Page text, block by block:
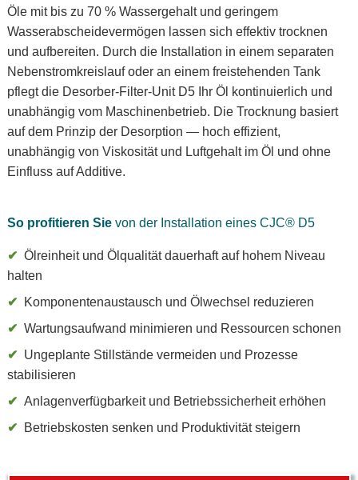
Öle mit bis zu 70 % Wassergehalt und geringem
Wasserabscheidevermögen lassen sich effektiv trocknen
und aufbereiten. Durch die Installation in einem separaten
Nebenstromkreislauf oder an einem freistehenden Tank
pflegt die Desorber-Filter-Unit D5 Ihr Öl kontinuierlich und
unabhängig vom Maschinenbetrieb. Die Trocknung basiert
auf dem Prinzip der Desorption — hoch effizient,
unabhängig von Viskosität und Luftgehalt im Öl und ohne
Einfluss auf Additive.
So profitieren Sievon der Installation eines CJC® D5
Ölreinheit und Ölqualität dauerhaft auf hohem Niveau
halten
Komponentenaustausch und Ölwechsel reduzieren
Wartungsaufwand minimieren und Ressourcen schonen
Ungeplante Stillstände vermeiden und Prozesse
stabilisieren
Anlagenverfügbarkeit und Betriebssicherheit erhöhen
Betriebskosten senken und Produktivität steigern